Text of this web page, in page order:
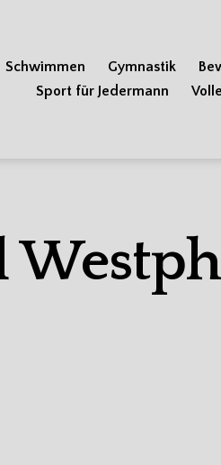
Schwimmen Gymnastik
Sport für Jedermann